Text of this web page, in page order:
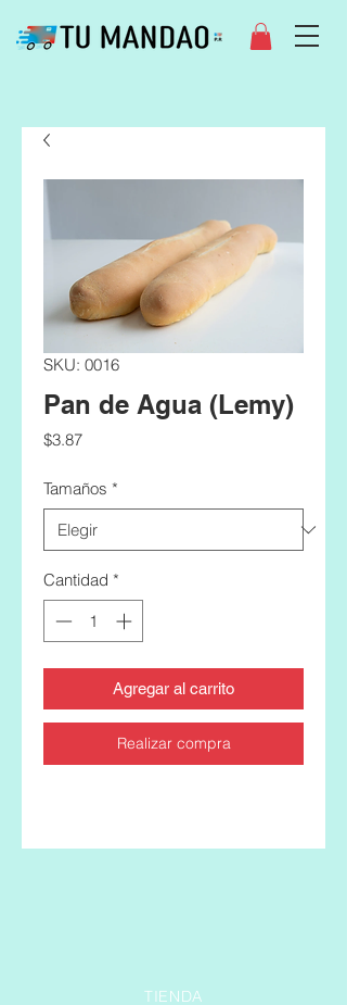
SKU: 0016
Pan de Agua (Lemy)
$3.87Precio
Tamaños *
Cantidad *
Agregar al carrito
Realizar compra
TIENDA